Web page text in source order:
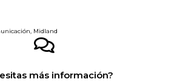
, Midland
más información?